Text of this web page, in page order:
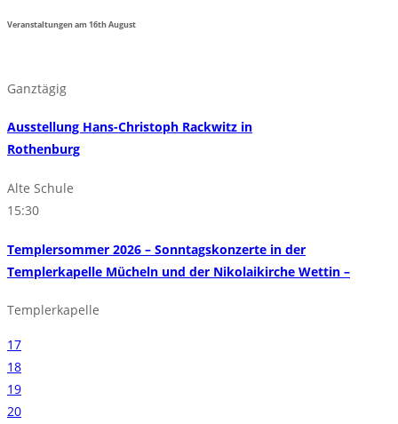
Veranstaltungen am16thAugust
Ganztägig
Ausstellung Hans-Christoph Rackwitz in
Rothenburg
Alte Schule
15:30
Templersommer 2026 – Sonntagskonzerte in der
Templerkapelle Mücheln und der Nikolaikirche Wettin –
Templerkapelle
17
18
19
20